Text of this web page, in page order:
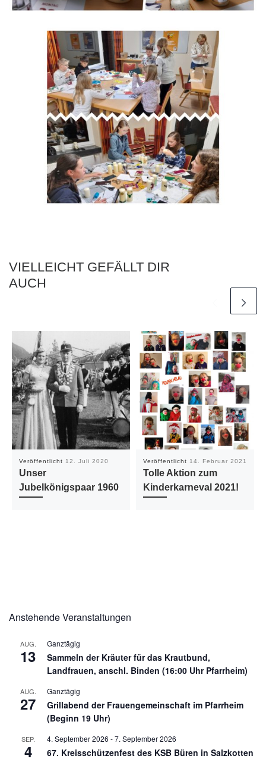
VIELLEICHT GEFÄLLT DIR
AUCH
Veröffentlicht 12. Juli 2020
Unser
Jubelkönigspaar 1960
Veröffentlicht 14. Februar 2021
Tolle Aktion zum
Kinderkarneval 2021!
Anstehende Veranstaltungen
AUG.
13
Ganztägig
Sammeln der Kräuter für das Krautbund,
Landfrauen, anschl. Binden (16:00 Uhr Pfarrheim)
AUG.
27
Ganztägig
Grillabend der Frauengemeinschaft im Pfarrheim
(Beginn 19 Uhr)
SEP.
4
4. September 2026 -7. September 2026
67. Kreisschützenfest des KSB Büren in Salzkotten